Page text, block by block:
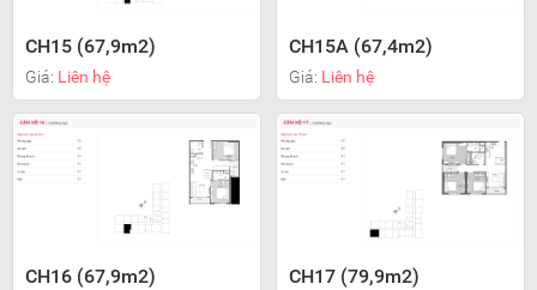
CH15 (67,9m2)
Giá: Liên hệ
CH15A (67,4m2)
Giá: Liên hệ
CH16 (67,9m2) CH17 (79,9m2)